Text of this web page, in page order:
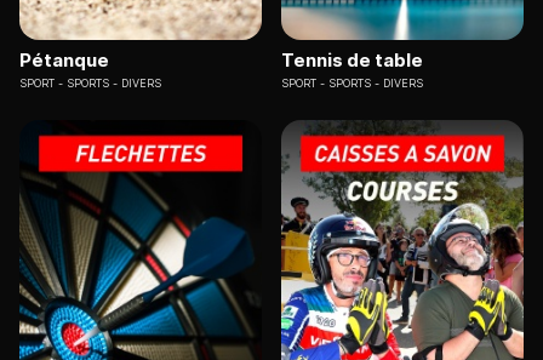
Pétanque
SPORT SPORTS - DIVERS
Tennis de table
SPORT SPORTS - DIVERS